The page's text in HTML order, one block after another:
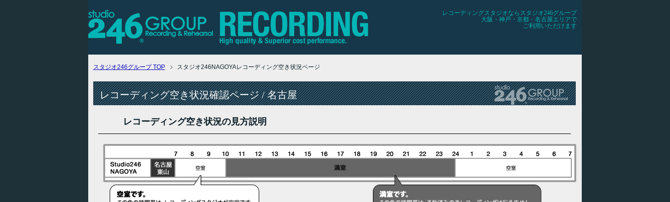
レコーディングスタジオならスタジオ246グループ
大阪・神戸・京都・名古屋エリアで
ご利用いただけます
スタジオ246グループTOP スタジオ246NAGOYAレコーディング空き状況ページ
レコーディング空き状況確認ページ / 名古屋
レコーディング空き状況の見方説明